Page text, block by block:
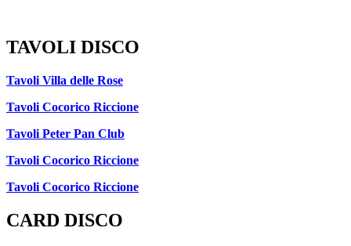
TAVOLI DISCO
Tavoli Villa delle Rose
Tavoli Cocorico Riccione
Tavoli Peter Pan Club
Tavoli Cocorico Riccione
Tavoli Cocorico Riccione
CARD DISCO